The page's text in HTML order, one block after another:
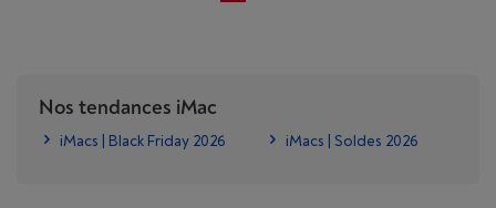
Nos tendances iMac
iMacs | Black Friday 2026 iMacs | Soldes 2026